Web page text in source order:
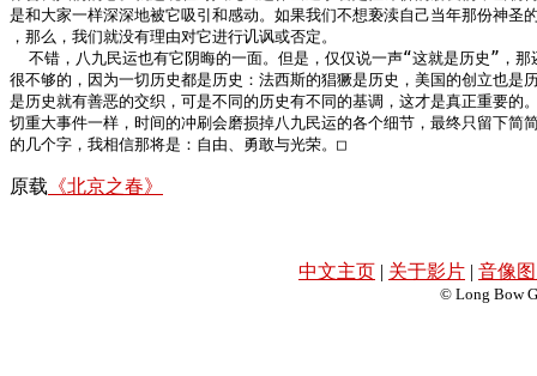
是和大家一样深深地被它吸引和感动。如果我们不想亵渎自己当年那份神圣
，那么，我们就没有理由对它进行讥讽或否定。
不错，八九民运也有它阴晦的一面。但是，仅仅说一声“这就是历史”，那
很不够的，因为一切历史都是历史：法西斯的猖獗是历史，美国的创立也是
是历史就有善恶的交织，可是不同的历史有不同的基调，这才是真正重要的
切重大事件一样，时间的冲刷会磨损掉八九民运的各个细节，最终只留下简
的几个字，我相信那将是：自由、勇敢与光荣。□
原载 《北京之春》
中文主页 | 关于影片 | 音像
© Long Bow